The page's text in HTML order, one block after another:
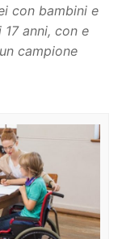
con bambini e
anni, con e
campione